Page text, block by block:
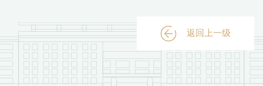
返回上一级